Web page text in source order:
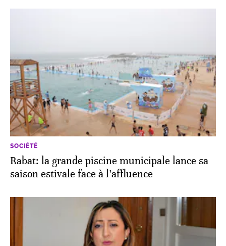
SOCIÉTÉ
Rabat: la grande piscine municipale lance sa
saison estivale face à l’affluence